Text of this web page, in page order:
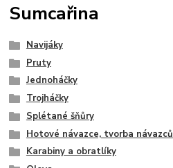
Sumcařina
Navijáky
Pruty
Jednoháčky
Trojháčky
Splétané šňůry
Hotové návazce, tvorba návazců
Karabiny a obratlíky